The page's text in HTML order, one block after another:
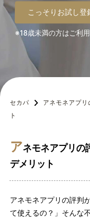
こっそりお試し登
※18歳未満の方はご利用
セカパ
アネモネアプ
ト
アネモネアプリの
デメリット
アネモネアプリの評判
て使えるの？」そんな